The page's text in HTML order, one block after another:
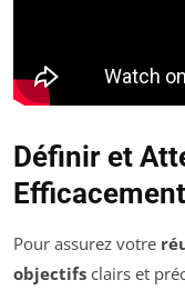
Définir et
Efficacement
Pour assurez votre
objectifs clairs et